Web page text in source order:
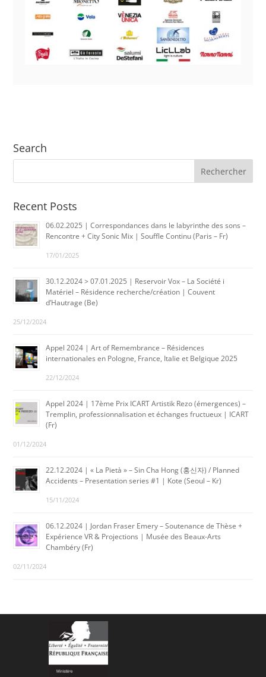
Search
Recent Posts
06.02.2025 | Correspondances dans le labyrinthe des sons –
Rencontre + City Sonic Mix | Souffle Continu (Paris – Fr)
17/01/2025
30.12.2024 > 07.01.2025 | Reservoir Vox – La Société i
Matériel – Résidence recherche/création | Couvent
d’Hautrage (Be)
25/12/2024
Appel 2024 | Art of Remembrance – Résidences
internationales en Pologne, France, Italie et Belgique 2025
22/12/2024
Appel 2024 | 17ème Prix ICART Artistik Rezo (émergences) –
Tremplin, professionnalisation et échanges fructueux | ICART
(Fr)
01/12/2024
22.12.2024 | « La Pietà » – Sin Cha Hong (홍신자) / Planned
Accidents – Presentation series #1 | Kote (Seoul – Kr)
15/11/2024
06.12.2024 | Jordan Fraser Emery – Soutenance de Thèse +
Expérience VR & Projections | Musée des Beaux-Arts
Chambéry (Fr)
02/11/2024